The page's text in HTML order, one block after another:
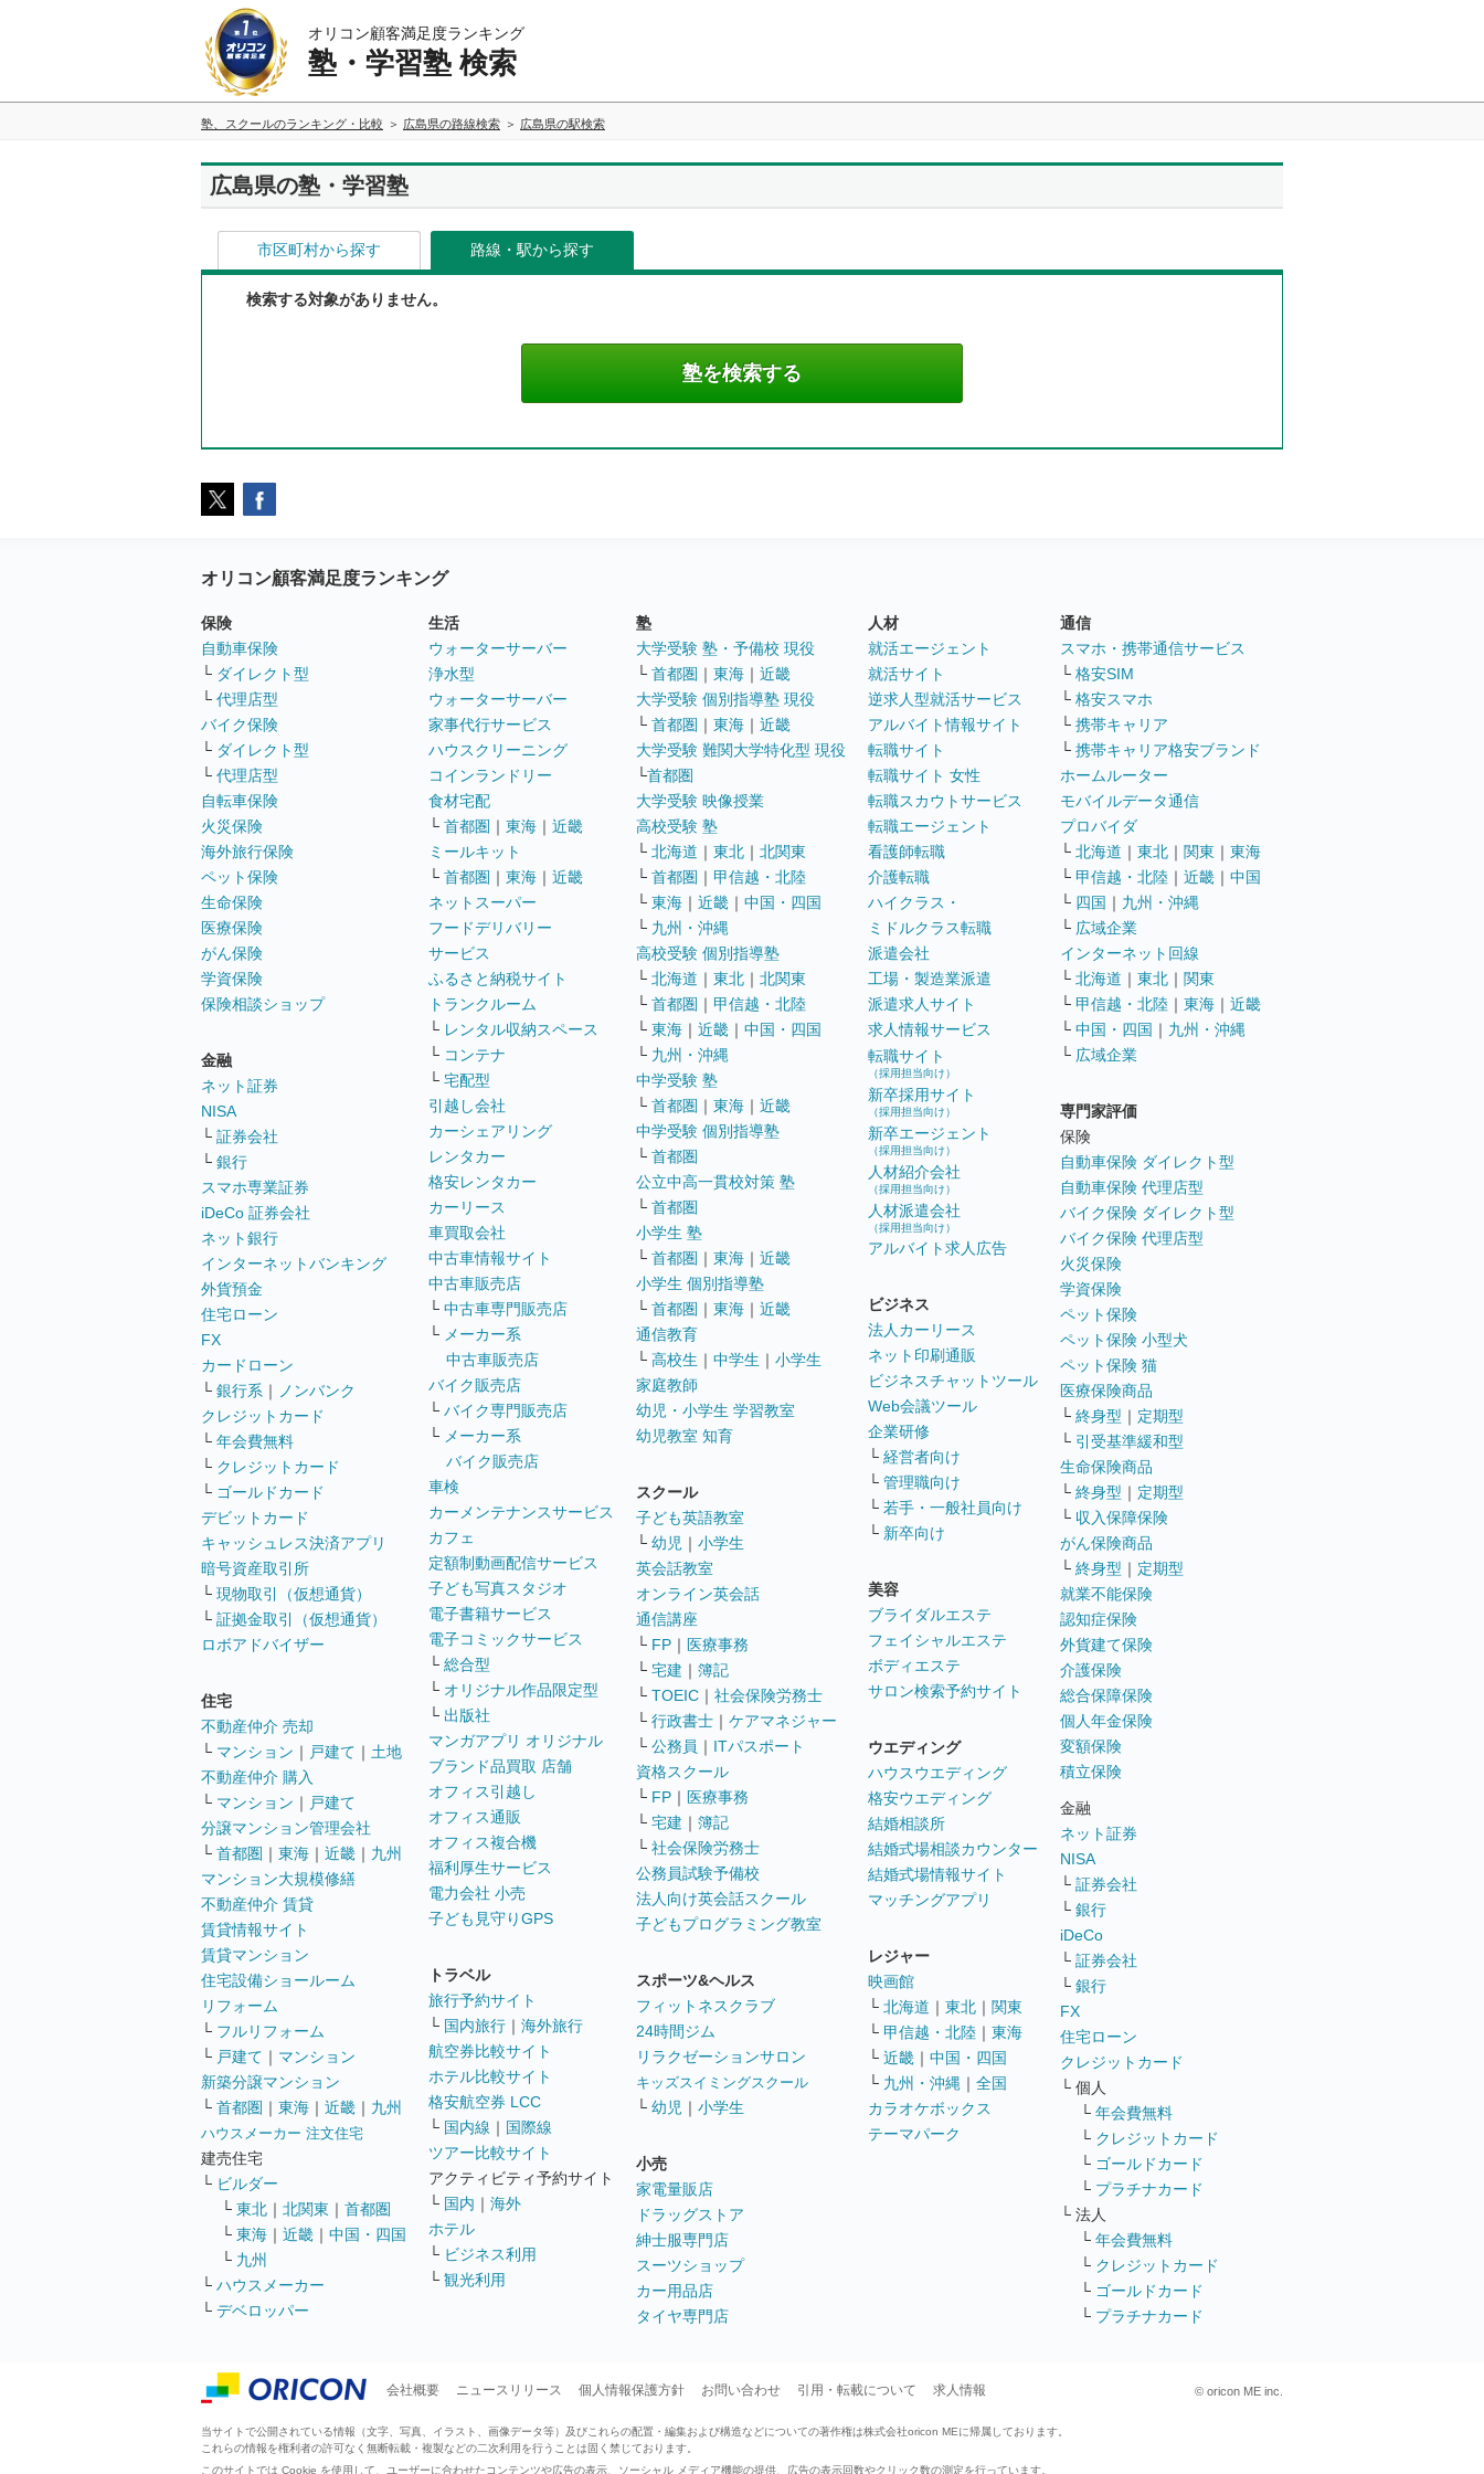
オリコン顧客満足度ランキング
塾・学習塾 検索
塾、スクールのランキング・比較 広島県の路線検索 広島県の駅検索
広島県の塾・学習塾
市区町村から探す 路線・駅から探す
検索する対象がありません。
オリコン顧客満足度ランキング
保険
自動車保険
└ ダイレクト型
└ 代理店型
バイク保険
└ ダイレクト型
└ 代理店型
自転車保険
火災保険
海外旅行保険
ペット保険
生命保険
医療保険
がん保険
学資保険
保険相談ショップ
金融
ネット証券
NISA
└ 証券会社
└ 銀行
スマホ専業証券
iDeCo 証券会社
ネット銀行
インターネットバンキング
外貨預金
住宅ローン
FX
カードローン
└ 銀行系 ｜
ノンバンク
クレジットカード
└ 年会費無料
└ クレジットカード
└ ゴールドカード
デビットカード
キャッシュレス決済アプリ
暗号資産取引所
└ 現物取引（仮想通貨）
└ 証拠金取引（仮想通貨）
ロボアドバイザー
住宅
不動産仲介 売却
└ マンション ｜ 戸建て ｜ 土地
不動産仲介 購入
└ マンション ｜ 戸建て
分譲マンション管理会社
└ 首都圏 ｜ 東海 ｜ 近畿 ｜ 九州
マンション大規模修繕
不動産仲介 賃貸
賃貸情報サイト
賃貸マンション
住宅設備ショールーム
リフォーム
└ フルリフォーム
└ 戸建て ｜ マンション
新築分譲マンション
└ 首都圏 ｜ 東海 ｜ 近畿 ｜ 九州
ハウスメーカー 注文住宅
建売住宅
└ ビルダー
└ 東北 ｜ 北関東 ｜ 首都圏
└ 東海 ｜ 近畿 ｜ 中国・四国
└ 九州
└ ハウスメーカー
└ デベロッパー
生活
ウォーターサーバー
浄水型
ウォーターサーバー
家事代行サービス
ハウスクリーニング
コインランドリー
食材宅配
└ 首都圏 ｜ 東海 ｜ 近畿
ミールキット
└ 首都圏 ｜ 東海 ｜ 近畿
ネットスーパー
フードデリバリー
サービス
ふるさと納税サイト
トランクルーム
└ レンタル収納スペース
└ コンテナ
└ 宅配型
引越し会社
カーシェアリング
レンタカー
格安レンタカー
カーリース
車買取会社
中古車情報サイト
中古車販売店
└ 中古車専門販売店
└ メーカー系
中古車販売店
バイク販売店
└ バイク専門販売店
└ メーカー系
バイク販売店
車検
カーメンテナンスサービス
カフェ
定額制動画配信サービス
子ども写真スタジオ
電子書籍サービス
電子コミックサービス
└ 総合型
└ オリジナル作品限定型
└ 出版社
マンガアプリ オリジナル
ブランド品買取 店舗
オフィス引越し
オフィス通販
オフィス複合機
福利厚生サービス
電力会社 小売
子ども見守りGPS
トラベル
旅行予約サイト
└ 国内旅行 ｜ 海外旅行
航空券比較サイト
ホテル比較サイト
格安航空券 LCC
└ 国内線 ｜ 国際線
ツアー比較サイト
アクティビティ予約サイト
└ 国内 ｜ 海外
ホテル
└ ビジネス利用
└ 観光利用
塾
大学受験 塾・予備校 現役
└ 首都圏 ｜ 東海 ｜ 近畿
大学受験 個別指導塾 現役
└ 首都圏 ｜ 東海 ｜ 近畿
大学受験 難関大学特化型 現役
└首都圏
大学受験 映像授業
高校受験 塾
└ 北海道 ｜ 東北 ｜ 北関東
└ 首都圏 ｜ 甲信越・北陸
└ 東海 ｜ 近畿 ｜ 中国・四国
└ 九州・沖縄
高校受験 個別指導塾
└ 北海道 ｜ 東北 ｜ 北関東
└ 首都圏 ｜ 甲信越・北陸
└ 東海 ｜ 近畿 ｜ 中国・四国
└ 九州・沖縄
中学受験 塾
└ 首都圏 ｜ 東海 ｜ 近畿
中学受験 個別指導塾
└ 首都圏
公立中高一貫校対策 塾
└ 首都圏
小学生 塾
└ 首都圏 ｜ 東海 ｜ 近畿
小学生 個別指導塾
└ 首都圏 ｜ 東海 ｜ 近畿
通信教育
└ 高校生 ｜ 中学生 ｜ 小学生
家庭教師
幼児・小学生 学習教室
幼児教室 知育
スクール
子ども英語教室
└ 幼児 ｜ 小学生
英会話教室
オンライン英会話
通信講座
└ FP ｜ 医療事務
└ 宅建 ｜ 簿記
└ TOEIC ｜ 社会保険労務士
└ 行政書士 ｜ ケアマネジャー
└ 公務員 ｜ ITパスポート
資格スクール
└ FP ｜ 医療事務
└ 宅建 ｜ 簿記
└ 社会保険労務士
公務員試験予備校
法人向け英会話スクール
子どもプログラミング教室
スポーツ&ヘルス
フィットネスクラブ
24時間ジム
リラクゼーションサロン
キッズスイミングスクール
└ 幼児 ｜ 小学生
小売
家電量販店
ドラッグストア
紳士服専門店
スーツショップ
カー用品店
タイヤ専門店
人材
就活エージェント
就活サイト
逆求人型就活サービス
アルバイト情報サイト
転職サイト
転職サイト 女性
転職スカウトサービス
転職エージェント
看護師転職
介護転職
ハイクラス・
ミドルクラス転職
派遣会社
工場・製造業派遣
派遣求人サイト
求人情報サービス
転職サイト
（採用担当向け）
新卒採用サイト
（採用担当向け）
新卒エージェント
（採用担当向け）
人材紹介会社
（採用担当向け）
人材派遣会社
（採用担当向け）
アルバイト求人広告
ビジネス
法人カーリース
ネット印刷通販
ビジネスチャットツール
Web会議ツール
企業研修
└ 経営者向け
└ 管理職向け
└ 若手・一般社員向け
└ 新卒向け
美容
ブライダルエステ
フェイシャルエステ
ボディエステ
サロン検索予約サイト
ウエディング
ハウスウエディング
格安ウエディング
結婚相談所
結婚式場相談カウンター
結婚式場情報サイト
マッチングアプリ
レジャー
映画館
└ 北海道 ｜ 東北 ｜ 関東
└ 甲信越・北陸 ｜ 東海
└ 近畿 ｜ 中国・四国
└ 九州・沖縄 ｜ 全国
カラオケボックス
テーマパーク
通信
スマホ・携帯通信サービス
└ 格安SIM
└ 格安スマホ
└ 携帯キャリア
└ 携帯キャリア格安ブランド
ホームルーター
モバイルデータ通信
プロバイダ
└ 北海道 ｜ 東北 ｜ 関東 ｜ 東海
└ 甲信越・北陸 ｜ 近畿 ｜ 中国
└ 四国 ｜ 九州・沖縄
└ 広域企業
インターネット回線
└ 北海道 ｜ 東北 ｜ 関東
└ 甲信越・北陸 ｜ 東海 ｜ 近畿
└ 中国・四国 ｜ 九州・沖縄
└ 広域企業
専門家評価
保険
自動車保険 ダイレクト型
自動車保険 代理店型
バイク保険 ダイレクト型
バイク保険 代理店型
火災保険
学資保険
ペット保険
ペット保険 小型犬
ペット保険 猫
医療保険商品
└ 終身型 ｜ 定期型
└ 引受基準緩和型
生命保険商品
└ 終身型 ｜ 定期型
└ 収入保障保険
がん保険商品
└ 終身型 ｜ 定期型
就業不能保険
認知症保険
外貨建て保険
介護保険
総合保障保険
個人年金保険
変額保険
積立保険
金融
ネット証券
NISA
└ 証券会社
└ 銀行
iDeCo
└ 証券会社
└ 銀行
FX
住宅ローン
クレジットカード
└ 個人
└ 年会費無料
└ クレジットカード
└ ゴールドカード
└ プラチナカード
└ 法人
└ 年会費無料
└ クレジットカード
└ ゴールドカード
└ プラチナカード
会社概要 ニュースリリース 個人情報保護方針 お問い合わせ 引用・転載について 求人情報 © oricon ME inc.
当サイトで公開されている情報（文字、写真、イラスト、画像データ等）及びこれらの配置・編集および構造などについての著作権は株式会社oricon MEに帰属しております。
これらの情報を権利者の許可なく無断転載・複製などの二次利用を行うことは固く禁じております。
このサイトでは Cookie を使用して、ユーザーに合わせたコンテンツや広告の表示、ソーシャル メディア機能の提供、広告の表示回数やクリック数の測定を行っています。